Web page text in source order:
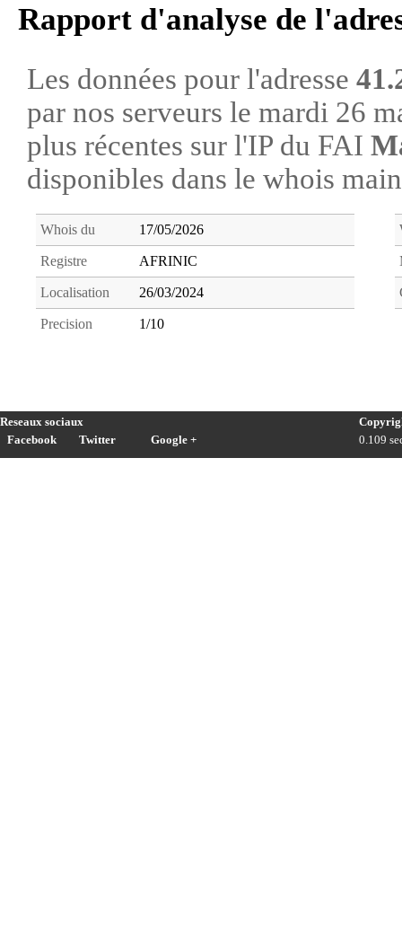
PaysMorocco -41.142.133.210
Pays
Morocco -
Pays
Morocco -196.217.218.72
Pays Morocco -105.154.219.36
Rapport d'analyse de
Les données pour l'adresse
par nos serveurs le mardi 26
plus récentes sur l'IP du FAI
disponibles dans le whois
Whois du 17/05/2026
Registre AFRINIC
Localisation 26/03/2024
Precision 1/10
Reseaux sociaux
Facebook
Twitter Google +
0.109